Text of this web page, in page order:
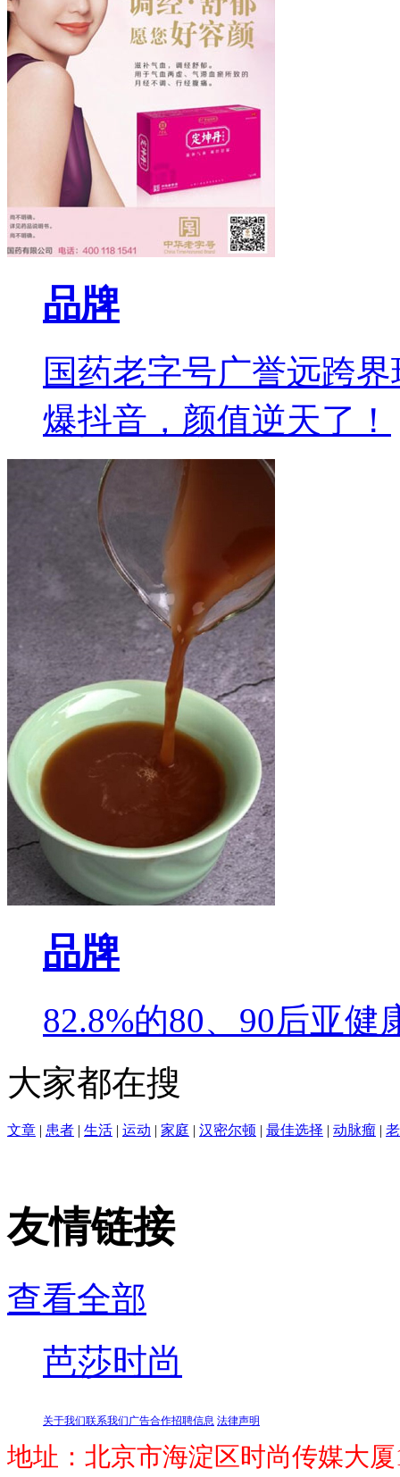
品牌
国药老字号广誉远跨
爆抖音，颜值逆天了！
品牌
82.8%的80、90后亚
大家都在搜
文章 | 患者 | 生活 | 运动 | 家庭 | 汉密尔顿 | 最佳选择 | 动脉瘤 |
友情链接
查看全部
芭莎时尚
关于我们联系我们广告合作招聘信息 法律声明
地址：北京市海淀区时尚传媒大厦